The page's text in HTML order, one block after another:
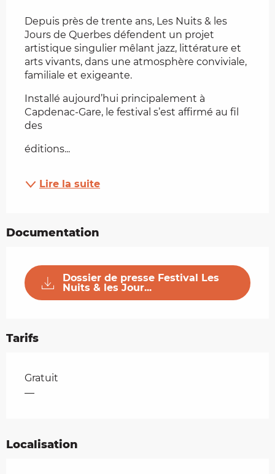
Depuis près de trente ans, Les Nuits & les
Jours de Querbes défendent un projet
artistique singulier mêlant jazz, littérature et
arts vivants, dans une atmosphère conviviale,
familiale et exigeante.
Installé aujourd’hui principalement à
Capdenac-Gare, le festival s’est affirmé au fil
des
éditions...
Lire la suite
Documentation
Dossier de presse Festival Les
Nuits & les Jour...
Tarifs
Tarifs 2026
Gratuit
—
Localisation